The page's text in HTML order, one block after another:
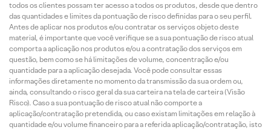
todos os clientes possam ter acesso a todos os produtos, desde que dentro
das quantidades e limites da pontuação de risco definidas para o seu perfil.
Antes de aplicar nos produtos e/ou contratar os serviços objeto deste
material, é importante que você verifique se a sua pontuação de risco atual
comporta a aplicação nos produtos e/ou a contratação dos serviços em
questão, bem como se há limitações de volume, concentração e/ou
quantidade para a aplicação desejada. Você pode consultar essas
informações diretamente no momento da transmissão da sua ordem ou,
ainda, consultando o risco geral da sua carteira na tela de carteira (Visão
Risco). Caso a sua pontuação de risco atual não comporte a
aplicação/contratação pretendida, ou caso existam limitações em relação à
quantidade e/ou volume financeiro para a referida aplicação/contratação, isto